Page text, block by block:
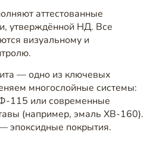
аттестованные
утверждённой НД. Все
визуальному и
— одно из ключевых
многослойные системы:
115 или современные
(например, эмаль ХВ-160).
эпоксидные покрытия.